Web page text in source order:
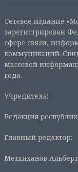
Сетевое издание
зарегистрирован
сфере связи,
коммуникаций.
массовой
года.
Учредитель:
Редакция
Главный редактор:
Метхиханов